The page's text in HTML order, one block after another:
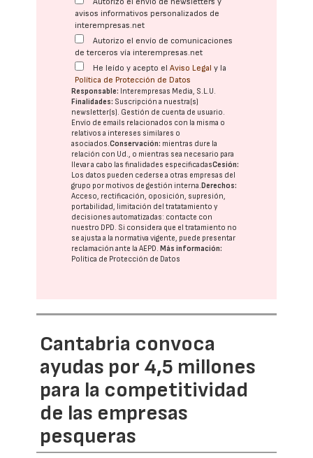
avisos informativos personalizados de
interempresas.net
Autorizo el envío de comunicaciones
de terceros vía interempresas.net
He leído y acepto elAviso Legal y la
Política de Protección de Datos
Responsable: Interempresas Media, S.L.U.
Finalidades: Suscripción a nuestra(s)
newsletter(s). Gestión de cuenta de usuario.
Envío de emails relacionados con la misma o
relativos a intereses similares o
asociados.Conservación: mientras dure la
relación con Ud., o mientras sea necesario para
llevar a cabo las finalidades especificadasCesión:
Los datos pueden cederse a otras empresas del
grupo por motivos de gestión interna. Derechos:
Acceso, rectificación, oposición, supresión,
portabilidad, limitación del tratatamiento y
decisiones automatizadas: contacte con
nuestro DPD. Si considera que el tratamiento no
se ajusta a la normativa vigente, puede presentar
reclamación ante laAEPD. Más información:
Política de Protección de Datos
Cantabria convoca
ayudas por 4,5 millones
para la competitividad
de las empresas
pesqueras